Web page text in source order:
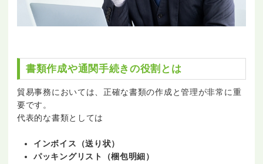
書類作成や通関手続きの役割とは
貿易事務においては、正確な書類の作成と管理が非常に重
要です。
代表的な書類としては
インボイス（送り状）
パッキングリスト（梱包明細）